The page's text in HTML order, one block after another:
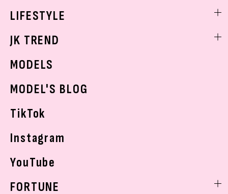
ボディケア
学校ヘアメイク
K-POP
LIFESTYLE
モデルの購入品
JK TREND
MODELS
MODEL'S BLOG
TikTok
Instagram
YouTube
FORTUNE